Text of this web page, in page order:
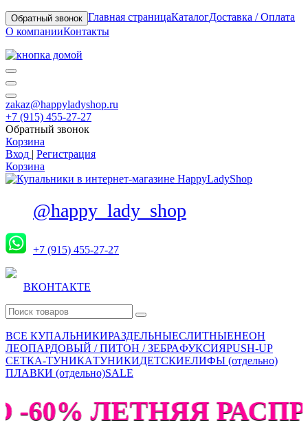
Обратный звонок Главная страницаКаталогДоставка / Оплата
О компанииКонтакты
zakaz@happyladyshop.ru
+7 (915) 455-27-27
Обратный звонок
Корзина
Вход | Регистрация
Корзина
@happy_lady_shop
+7 (915) 455-27-27
ВКОНТАКТЕ
ВСЕ КУПАЛЬНИКИРАЗДЕЛЬНЫЕСЛИТНЫЕНЕОН
ЛЕОПАРДОВЫЙ / ПИТОН / ЗЕБРАФУКСИЯPUSH-UP
СЕТКА-ТУНИКАТУНИКИДЕТСКИЕЛИФЫ (отдельно)
ПЛАВКИ (отдельно)SALE
60% ЛЕТНЯЯ